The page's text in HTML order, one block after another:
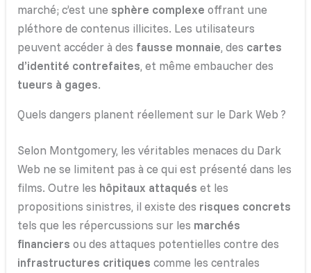
marché; c’est une sphère complexe offrant une
pléthore de contenus illicites. Les utilisateurs
peuvent accéder à des fausse monnaie, des cartes
d’identité contrefaites, et même embaucher des
tueurs à gages.
Quels dangers planent réellement sur le Dark Web ?
Selon Montgomery, les véritables menaces du Dark
Web ne se limitent pas à ce qui est présenté dans les
films. Outre les hôpitaux attaqués et les
propositions sinistres, il existe des risques concrets
tels que les répercussions sur les marchés
financiers ou des attaques potentielles contre des
infrastructures critiques comme les centrales